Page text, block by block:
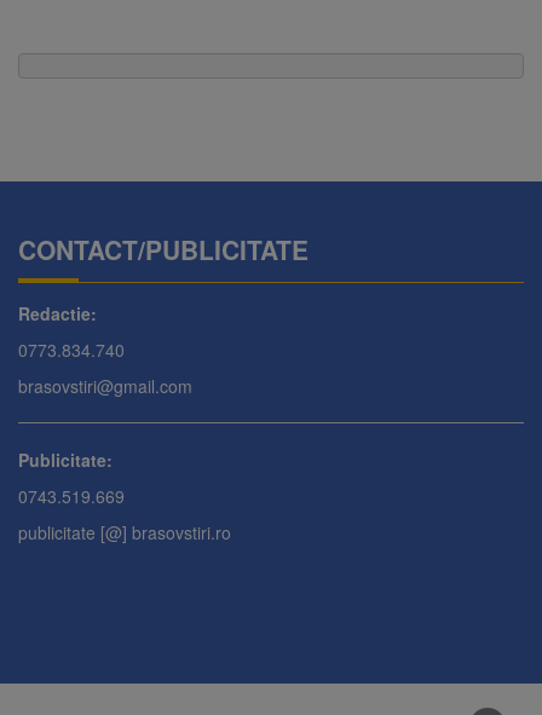
CONTACT/PUBLICITATE
Redactie:
0773.834.740
brasovstiri@gmail.com
Publicitate:
0743.519.669
publicitate [@] brasovstiri.ro